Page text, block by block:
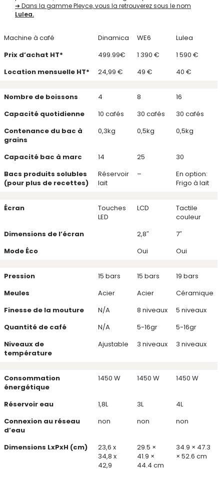
➜ Dans la gamme Pleyce, vous la retrouverez sous le nom
Lulea.
Machine à café Dinamica WE6
Lulea
Prix d’achat HT*
499.99€ 1 390 €
1 590 €
Location mensuelle HT*
24,99 € 49 € 40 €
Nombre de boissons 4 8
16
Capacité quotidienne
10 cafés 30 cafés
30 cafés
Contenance du bac à
grains
0,3kg 0,5kg 0,5kg
Capacité bac à marc 14 25
30
Bacs produits solubles
(pour plus de recettes)
Réservoir
lait
–
En option:
Frigo à lait
Écran
Touches
LED
LCD
Tactile
couleur
Dimensions de l’écran
2,8″
7″
Mode Éco
Oui Oui
Pression 15 bars 15 bars
19 bars
Meules
Acier Acier
Céramique
Finesse de la mouture
N/A 8 niveaux
5 niveaux
Quantité de café
N/A 5-16gr
5-16gr
Niveaux de
température
Ajustable 3 niveaux 3 niveaux
Consommation
énergétique
1450 W 1450 W 1450 W
Réservoir eau 1,8L 3L
4L
Connexion au réseau
d’eau
non non non
Dimensions LxPxH (cm)
23,6 x
34,8 x
42,9
29.5 ×
41.9 ×
44.4 cm
34.9 × 47.3
× 52.6 cm